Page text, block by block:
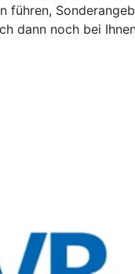
führen,
dann noch bei